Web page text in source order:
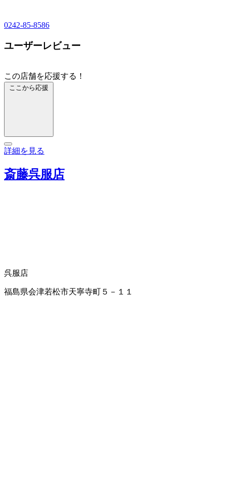
0242-85-8586
ユーザーレビュー
この店舗を応援する！
ここから応援
詳細を見る
斎藤呉服店
呉服店
福島県会津若松市天寧寺町５－１１